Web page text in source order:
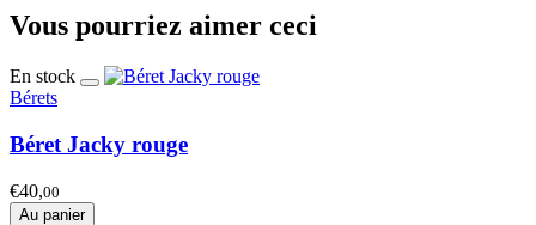
Vous pourriez aimer ceci
En stock
Bérets
Béret Jacky rouge
€40,00
Au panier